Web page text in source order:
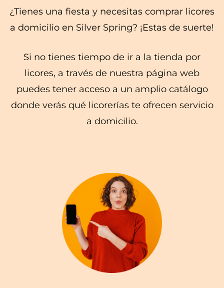
¿Tienes una fiesta y necesitas comprar licores
a domicilio en Silver Spring? ¡Estas de suerte!
Si no tienes tiempo de ir a la tienda por
licores, a través de nuestra página web
puedes tener acceso a un amplio catálogo
donde verás qué licorerías te ofrecen servicio
a domicilio.